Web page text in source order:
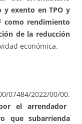
y exento en TPO y
como rendimiento
de la reducción
económica.
07484/2022/00/00.
el arrendador
que subarrienda